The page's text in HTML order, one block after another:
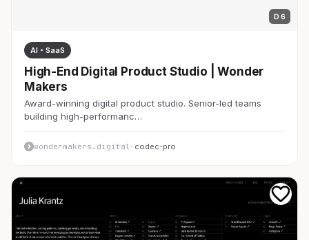
D 6
AI・SaaS
High-End Digital Product Studio | Wonder
Makers
Award-winning digital product studio. Senior-led teams
building high-performanc…
wondermakers.digital · codec-pro